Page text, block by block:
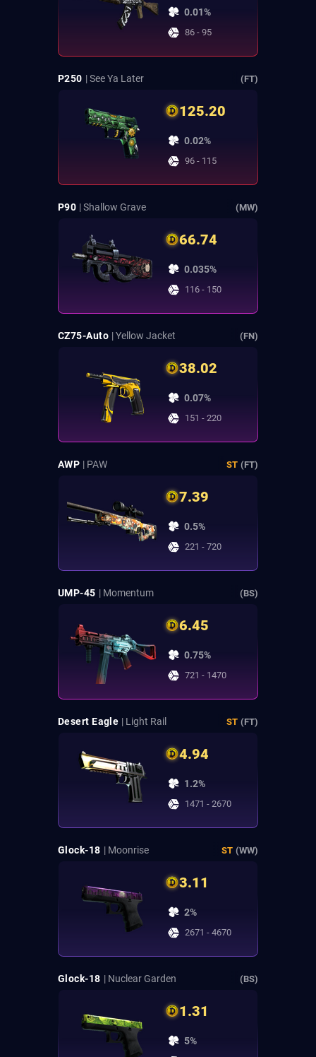
0.01%
86 - 95
P250 | See Ya Later (FT)
125.20
0.02%
96 - 115
P90 | Shallow Grave (MW)
66.74
0.035%
116 - 150
CZ75-Auto | Yellow Jacket (FN)
38.02
0.07%
151 - 220
AWP | PAW ST (FT)
7.39
0.5%
221 - 720
UMP-45 | Momentum (BS)
6.45
0.75%
721 - 1470
Desert Eagle | Light Rail ST (FT)
4.94
1.2%
1471 - 2670
Glock-18 | Moonrise ST (WW)
3.11
2%
2671 - 4670
Glock-18 | Nuclear Garden (BS)
1.31
5%